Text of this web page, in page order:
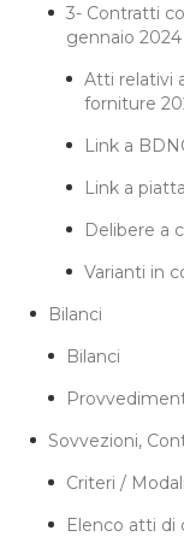
3- Contratti
gennaio
Atti relativi
forniture
Link a
Link a
Delibere a
Varianti in
Bilanci
Bilanci
Sovvezioni,
Criteri /
Elenco atti di